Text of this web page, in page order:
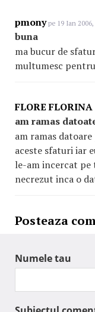
pmonype 19 Ian 2006,
buna
ma bucur de
multumesc
FLORE
am ramas
am ramas
aceste sfaturi iar
le-am incercat
necrezut inca o
Posteaza
Numele tau